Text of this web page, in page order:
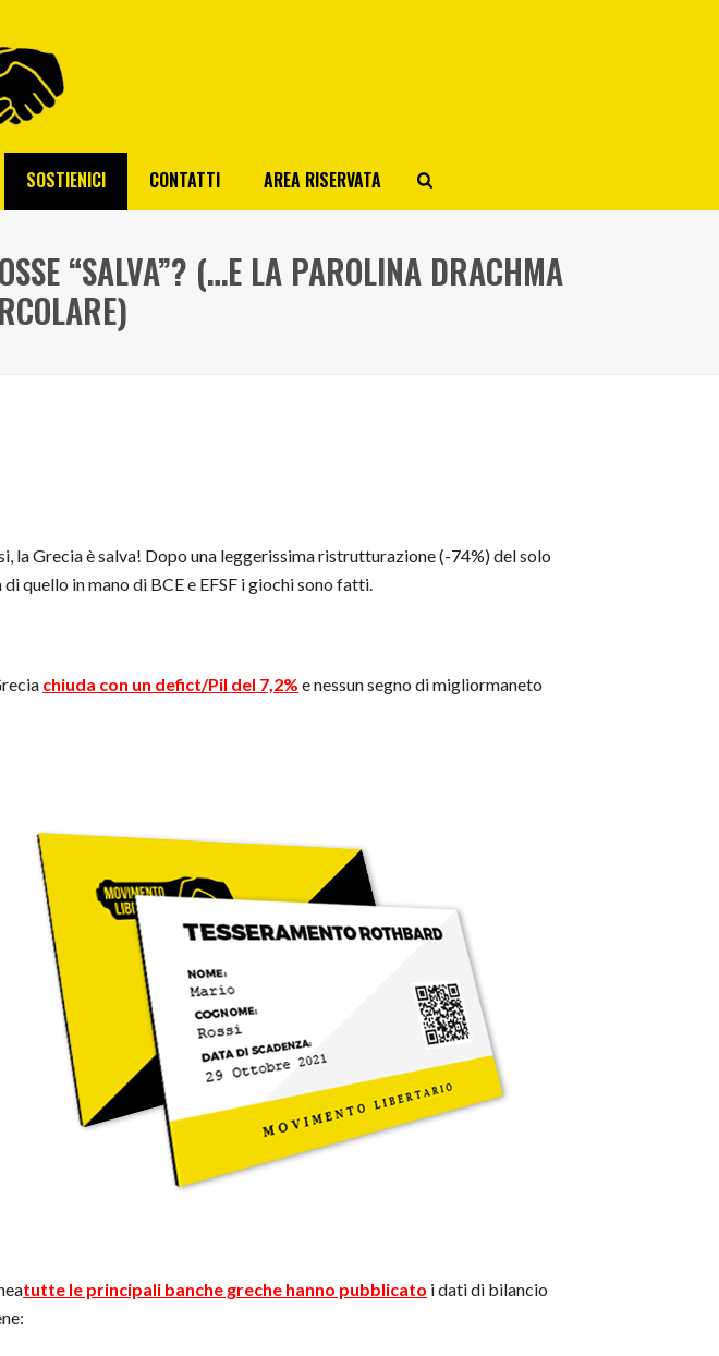
SOSTIENICI CONTATTI AREA RISERVATA
“SALVA”? (…E LA PAROLINA DRACHMA
la Grecia è salva! Dopo una leggerissima ristrutturazione (-74%) del solo
quello in mano di BCE e EFSF i giochi sono fatti.
chiuda con un defict/Pil del 7,2% e nessun segno di migliormaneto
tutte le principali banche greche hanno pubblicato i dati di bilancio